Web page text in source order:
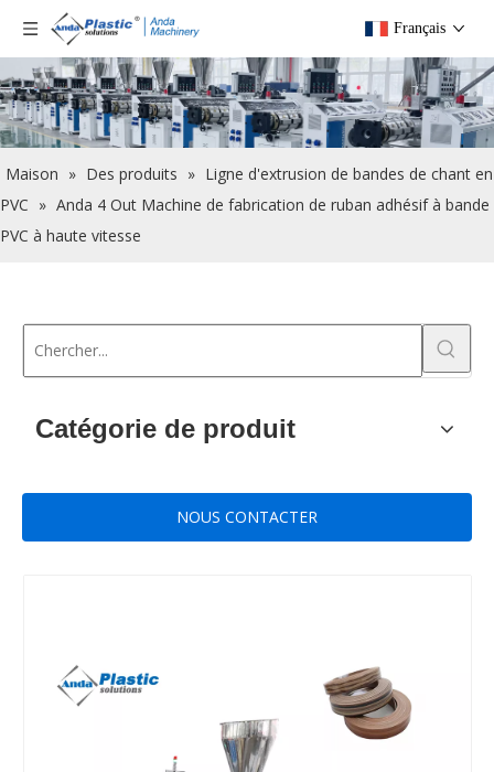
Français
Maison » Des produits » Ligne d'extrusion de bandes de chant en
PVC » Anda 4 Out Machine de fabrication de ruban adhésif à bande
PVC à haute vitesse
Catégorie de produit
NOUS CONTACTER